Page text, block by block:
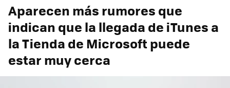
Aparecen más rumores que
indican que la llegada de iTunes a
la Tienda de Microsoft puede
estar muy cerca